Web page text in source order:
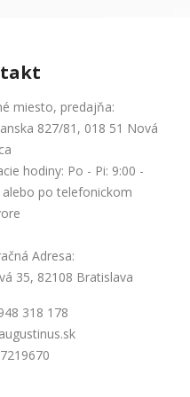
miesto, predajňa:
827/81, 018 51 Nová
hodiny: Po - Pi: 9:00 -
alebo po telefonickom
Adresa:
35, 82108 Bratislava
318 178